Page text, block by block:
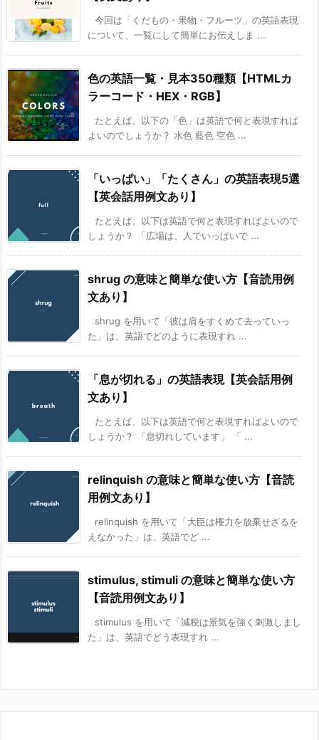
今回は「くだもの・果物・フルーツ」の英語表現
について、一覧にして簡単にお伝えしま ...
色の英語一覧・見本350種類【HTMLカ
ラーコード・HEX・RGB】
たとえば、以下の「色」は英語で何と表現すれば
よいのでしょうか？ 水色 藍色 空色 ...
「いっぱい」「たくさん」の英語表現5選
【英会話用例文あり】
たとえば、以下は英語で何と表現すればよいので
しょうか？ 「広場は、人でいっぱいで ...
shrug の意味と簡単な使い方【音読用例
文あり】
shrug を用いて「彼は肩をすくめて去っていっ
た」は、英語でどのように表現すれ ...
「息が切れる」の英語表現【英会話用例
文あり】
たとえば、以下は英語で何と表現すればよいので
しょうか？ 「息切れしています」 「 ...
relinquish の意味と簡単な使い方【音読
用例文あり】
relinquish を用いて「大臣は権力を放棄せざるを
えなかった」は、英語でど ...
stimulus, stimuli の意味と簡単な使い方
【音読用例文あり】
stimulus を用いて「減税は景気を強く刺激しまし
た」は、英語でどう表現すれ ...